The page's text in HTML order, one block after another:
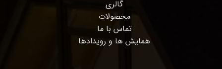
گالری
محصولات
تماس با ما
همایش ها و رویدادها